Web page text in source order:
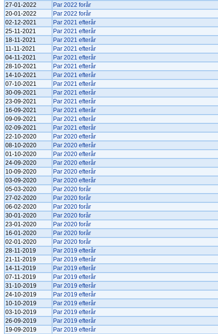
27-01-2022
Par 2022 forår
20-01-2022
Par 2022 forår
02-12-2021
Par 2021 efterår
25-11-2021
Par 2021 efterår
18-11-2021
Par 2021 efterår
11-11-2021
Par 2021 efterår
04-11-2021
Par 2021 efterår
28-10-2021
Par 2021 efterår
14-10-2021
Par 2021 efterår
07-10-2021
Par 2021 efterår
30-09-2021
Par 2021 efterår
23-09-2021
Par 2021 efterår
16-09-2021
Par 2021 efterår
09-09-2021
Par 2021 efterår
02-09-2021
Par 2021 efterår
22-10-2020
Par 2020 efterår
08-10-2020
Par 2020 efterår
01-10-2020
Par 2020 efterår
24-09-2020
Par 2020 efterår
10-09-2020
Par 2020 efterår
03-09-2020
Par 2020 efterår
05-03-2020
Par 2020 forår
27-02-2020
Par 2020 forår
06-02-2020
Par 2020 forår
30-01-2020
Par 2020 forår
23-01-2020
Par 2020 forår
16-01-2020
Par 2020 forår
02-01-2020
Par 2020 forår
28-11-2019
Par 2019 efterår
21-11-2019
Par 2019 efterår
14-11-2019
Par 2019 efterår
07-11-2019
Par 2019 efterår
31-10-2019
Par 2019 efterår
24-10-2019
Par 2019 efterår
10-10-2019
Par 2019 efterår
03-10-2019
Par 2019 efterår
26-09-2019
Par 2019 efterår
19-09-2019
Par 2019 efterår